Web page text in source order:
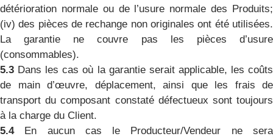
détérioration normale ou de l’usure normale des Produits;
(iv) des pièces de rechange non originales ont été utilisées.
La garantie ne couvre pas les pièces d’usure
(consommables).
5.3 Dans les cas où la garantie serait applicable, les coûts
de main d’œuvre, déplacement, ainsi que les frais de
transport du composant constaté défectueux sont toujours
à la charge du Client.
5.4En aucun cas le Producteur/Vendeur ne sera